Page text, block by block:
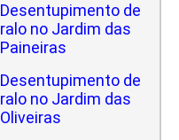
Desentupimento de
ralo no Jardim das
Paineiras
Desentupimento de
ralo no Jardim das
Oliveiras